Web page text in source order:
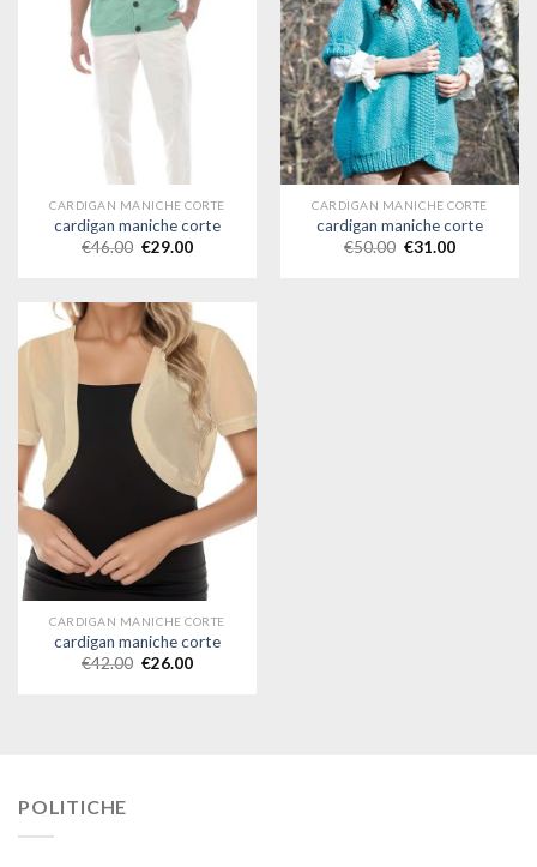
CARDIGAN MANICHE CORTE
cardigan maniche corte
€46.00 €29.00
CARDIGAN MANICHE CORTE
cardigan maniche corte
€50.00 €31.00
CARDIGAN MANICHE CORTE
cardigan maniche corte
€42.00 €26.00
POLITICHE